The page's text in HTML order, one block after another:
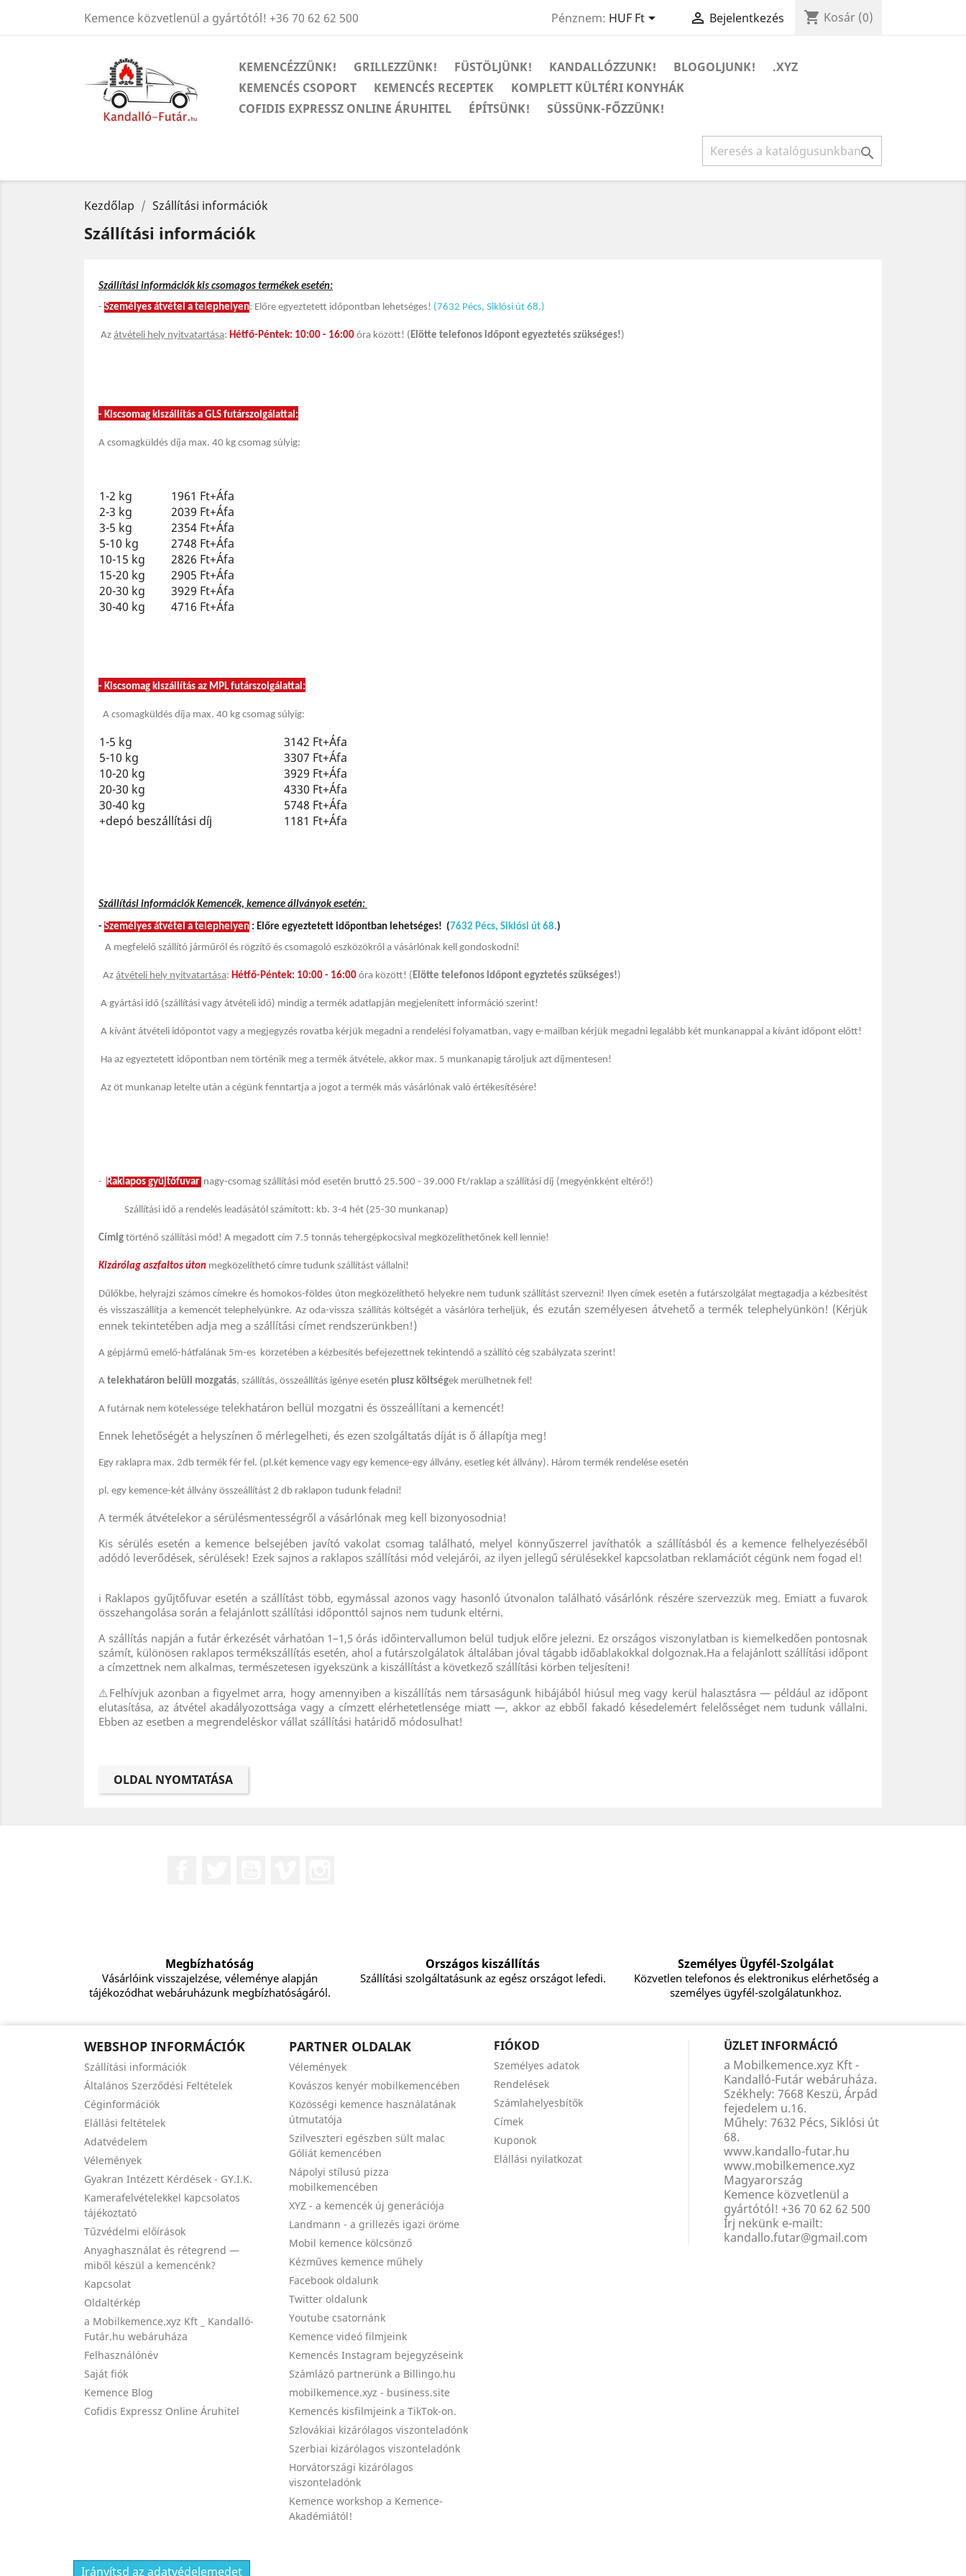
Kemence közvetlenül a gyártótól! +36 70 62 62 500 Pénznem: HUF Ft  Bejelentkezés shopping_cart Kosár (0)
KEMENCÉZZÜNK! GRILLEZZÜNK! FÜSTÖLJÜNK! KANDALLÓZZUNK! BLOGOLJUNK!
.XYZ
KEMENCÉS CSOPORT
KEMENCÉS RECEPTEK
KOMPLETT KÜLTÉRI KONYHÁK
COFIDIS EXPRESSZ ONLINE ÁRUHITEL
ÉPÍTSÜNK! SÜSSÜNK-FŐZZÜNK!

Kezdőlap Szállítási információk
Szállítási információk
Szállítási információk kis csomagos termékek esetén:
- Személyes átvétel a telephelyen: Előre egyeztetett időpontban lehetséges! (7632 Pécs, Siklósi út 68.)
Az átvételi hely nyitvatartása: Hétfő-Péntek: 10:00 - 16:00 óra között! (Elötte telefonos időpont egyeztetés szükséges!)
- Kiscsomag kiszállítás a GLS futárszolgálattal:
A csomagküldés díja max. 40 kg csomag súlyig:
1-2 kg
1961 Ft+Áfa
2-3 kg
2039 Ft+Áfa
3-5 kg
2354 Ft+Áfa
5-10 kg
2748 Ft+Áfa
10-15 kg
2826 Ft+Áfa
15-20 kg
2905 Ft+Áfa
20-30 kg
3929 Ft+Áfa
30-40 kg
4716 Ft+Áfa
- Kiscsomag kiszállítás az MPL futárszolgálattal:
A csomagküldés díja max. 40 kg csomag súlyig:
1-5 kg
3142 Ft+Áfa
5-10 kg
3307 Ft+Áfa
10-20 kg
3929 Ft+Áfa
20-30 kg
4330 Ft+Áfa
30-40 kg
5748 Ft+Áfa
+depó beszállítási díj
1181 Ft+Áfa
Szállítási információk Kemencék, kemence állványok esetén:
- Személyes átvétel a telephelyen : Előre egyeztetett időpontban lehetséges! (7632 Pécs, Siklósi út 68.)
A megfelelő szállító járműről és rögzítő és csomagoló eszközökről a vásárlónak kell gondoskodni!
Az átvételi hely nyitvatartása: Hétfő-Péntek: 10:00 - 16:00 óra között! (Elötte telefonos időpont egyztetés szükséges!)
A gyártási idő (szállítási vagy átvételi idő) mindig a termék adatlapján megjelenített információ szerint!
A kívánt átvételi időpontot vagy a megjegyzés rovatba kérjük megadni a rendelési folyamatban, vagy e-mailban kérjük megadni legalább két munkanappal a kívánt időpont előtt!
Ha az egyeztetett időpontban nem történik meg a termék átvétele, akkor max. 5 munkanapig tároljuk azt díjmentesen!
Az öt munkanap letelte után a cégünk fenntartja a jogot a termék más vásárlónak való értékesítésére!
- Raklapos gyűjtőfuvar nagy-csomag szállítási mód esetén bruttó 25.500 - 39.000 Ft/raklap a szállítási díj (megyénkként eltérő!)
Szállítási idő a rendelés leadásától számított: kb. 3-4 hét (25-30 munkanap)
Címig történő szállítási mód! A megadott cím 7.5 tonnás tehergépkocsival megközelíthetőnek kell lennie!
Kizárólag aszfaltos úton megközelíthető címre tudunk szállítást vállalni!
Dűlőkbe, helyrajzi számos címekre és homokos-földes úton megközelíthető helyekre nem tudunk szállítást szervezni! Ilyen címek esetén a futárszolgálat megtagadja a kézbesítést
és visszaszállítja a kemencét telephelyünkre. Az oda-vissza szállítás költségét a vásárlóra terheljük, és ezután személyesen átvehető a termék telephelyünkön! (Kérjük
ennek tekintetében adja meg a szállítási címet rendszerünkben!)
A gépjármű emelő-hátfalának 5m-es körzetében a kézbesítés befejezettnek tekintendő a szállító cég szabályzata szerint!
A telekhatáron belüli mozgatás, szállítás, összeállítás igénye esetén plusz költségek merülhetnek fel!
A futárnak nem kötelessége telekhatáron bellül mozgatni és összeállítani a kemencét!
Ennek lehetőségét a helyszínen ő mérlegelheti, és ezen szolgáltatás díját is ő állapítja meg!
Egy raklapra max. 2db termék fér fel. (pl.két kemence vagy egy kemence-egy állvány, esetleg két állvány). Három termék rendelése esetén
pl. egy kemence-két állvány összeállítást 2 db raklapon tudunk feladni!
A termék átvételekor a sérülésmentességről a vásárlónak meg kell bizonyosodnia!
Kis sérülés esetén a kemence belsejében javító vakolat csomag található, melyel könnyűszerrel javíthatók a szállításból és a kemence felhelyezéséből
adódó leverődések, sérülések! Ezek sajnos a raklapos szállítási mód velejárói, az ilyen jellegű sérülésekkel kapcsolatban reklamációt cégünk nem fogad el!
ℹ️ Raklapos gyűjtőfuvar esetén a szállítást több, egymással azonos vagy hasonló útvonalon található vásárlónk részére szervezzük meg. Emiatt a fuvarok
összehangolása során a felajánlott szállítási időponttól sajnos nem tudunk eltérni.
A szállítás napján a futár érkezését várhatóan 1–1,5 órás időintervallumon belül tudjuk előre jelezni. Ez országos viszonylatban is kiemelkedően pontosnak
számít, különösen raklapos termékszállítás esetén, ahol a futárszolgálatok általában jóval tágabb időablakokkal dolgoznak.Ha a felajánlott szállítási időpont
a címzettnek nem alkalmas, természetesen igyekszünk a kiszállítást a következő szállítási körben teljesíteni!
⚠️Felhívjuk azonban a figyelmet arra, hogy amennyiben a kiszállítás nem társaságunk hibájából hiúsul meg vagy kerül halasztásra — például az időpont
elutasítása, az átvétel akadályozottsága vagy a címzett elérhetetlensége miatt —, akkor az ebből fakadó késedelemért felelősséget nem tudunk vállalni.
Ebben az esetben a megrendeléskor vállat szállítási határidő módosulhat!
Megbízhatóság
Vásárlóink visszajelzése, véleménye alapján
tájékozódhat webáruházunk megbízhatóságáról.
Országos kiszállítás
Szállítási szolgáltatásunk az egész országot lefedi.
Személyes Ügyfél-Szolgálat
Közvetlen telefonos és elektronikus elérhetőség a
személyes ügyfél-szolgálatunkhoz.
WEBSHOP INFORMÁCIÓK
Szállítási információk
Általános Szerződési Feltételek
Céginformációk
Elállási feltételek
Adatvédelem
Vélemények
Gyakran Intézett Kérdések - GY.I.K.
Kamerafelvételekkel kapcsolatos
tájékoztató
Tűzvédelmi előírások
Anyaghasználat és rétegrend —
miből készül a kemencénk?
Kapcsolat
Oldaltérkép
a Mobilkemence.xyz Kft _ Kandalló-
Futár.hu webáruháza
Felhasználónév
Saját fiók
Kemence Blog
Cofidis Expressz Online Áruhitel
PARTNER OLDALAK
Vélemények
Kovászos kenyér mobilkemencében
Közösségi kemence használatának
útmutatója
Szilveszteri egészben sült malac
Góliát kemencében
Nápolyi stílusú pizza
mobilkemencében
XYZ - a kemencék új generációja
Landmann - a grillezés igazi öröme
Mobil kemence kölcsönző
Kézműves kemence műhely
Facebook oldalunk
Twitter oldalunk
Youtube csatornánk
Kemence videó filmjeink
Kemencés Instagram bejegyzéseink
Számlázó partnerünk a Billingo.hu
mobilkemence.xyz - business.site
Kemencés kisfilmjeink a TikTok-on.
Szlovákiai kizárólagos viszonteladónk
Szerbiai kizárólagos viszonteladónk
Horvátországi kizárólagos
viszonteladónk
Kemence workshop a Kemence-
Akadémiától!
FIÓKOD
Személyes adatok
Rendelések
Számlahelyesbítők
Címek
Kuponok
Elállási nyilatkozat
ÜZLET INFORMÁCIÓ
a Mobilkemence.xyz Kft -
Kandalló-Futár webáruháza.
Székhely: 7668 Keszü, Árpád
fejedelem u.16.
Műhely: 7632 Pécs, Siklósi út
68.
www.kandallo-futar.hu
www.mobilkemence.xyz
Magyarország
Kemence közvetlenül a
gyártótól! +36 70 62 62 500
Írj nekünk e-mailt:
kandallo.futar@gmail.com
Irányítsd az adatvédelemedet